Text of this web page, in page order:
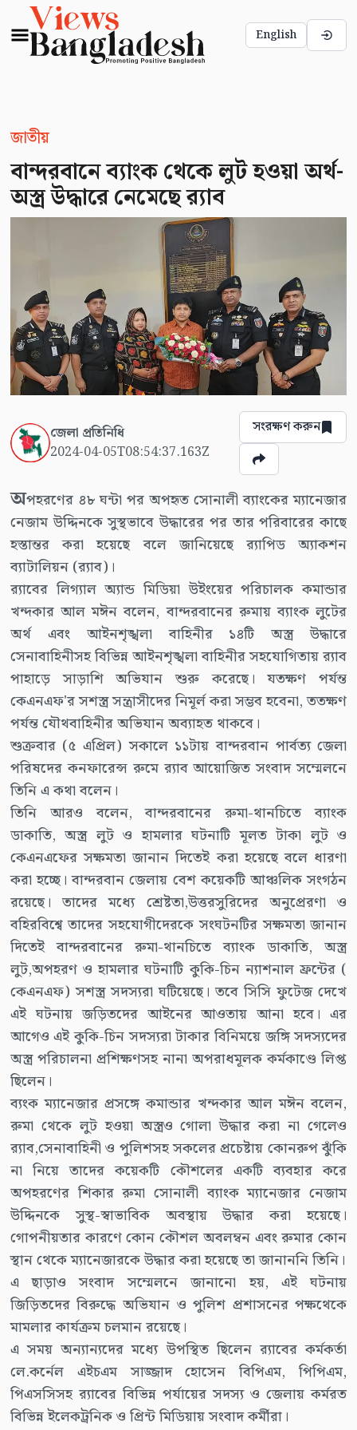
English
জাতীয়
বান্দরবানে ব্যাংক থেকে লুট হওয়া অর্থ-
অস্ত্র উদ্ধারে নেমেছে র‌্যাব
জেলা প্রতিনিধি
2024-04-05T08:54:37.163Z
সংরক্ষণ করুন
অপহরণের ৪৮ ঘন্টা পর অপহৃত সোনালী ব্যাংকের ম্যানেজার
নেজাম উদ্দিনকে সুস্থভাবে উদ্ধারের পর তার পরিবারের কাছে
হস্তান্তর করা হয়েছে বলে জানিয়েছে র‌্যাপিড অ্যাকশন
ব্যাটালিয়ন (র‌্যাব)।
র‌্যাবের লিগ্যাল অ্যান্ড মিডিয়া উইংয়ের পরিচালক কমান্ডার
খন্দকার আল মঈন বলেন, বান্দরবানের রুমায় ব্যাংক লুটের
অর্থ এবং আইনশৃঙ্খলা বাহিনীর ১৪টি অস্ত্র উদ্ধারে
সেনাবাহিনীসহ বিভিন্ন আইনশৃঙ্খলা বাহিনীর সহযোগিতায় র‌্যাব
পাহাড়ে সাড়াশি অভিযান শুরু করেছে। যতক্ষণ পর্যন্ত
কেএনএফ'র সশস্ত্র সন্ত্রাসীদের নিমূর্ল করা সম্ভব হবেনা, ততক্ষণ
পর্যন্ত যৌথবাহিনীর অভিযান অব্যাহত থাকবে।
শুক্রবার (৫ এপ্রিল) সকালে ১১টায় বান্দরবান পার্বত্য জেলা
পরিষদের কনফারেন্স রুমে র‌্যাব আয়োজিত সংবাদ সম্মেলনে
তিনি এ কথা বলেন।
তিনি আরও বলেন, বান্দরবানের রুমা-থানচিতে ব্যাংক
ডাকাতি, অস্ত্র লুট ও হামলার ঘটনাটি মূলত টাকা লুট ও
কেএনএফের সক্ষমতা জানান দিতেই করা হয়েছে বলে ধারণা
করা হচ্ছে। বান্দরবান জেলায় বেশ কয়েকটি আঞ্চলিক সংগঠন
রয়েছে। তাদের মধ্যে শ্রেষ্টতা,উত্তরসুরিদের অনুপ্রেরণা ও
বহিরবিশ্বে তাদের সহযোগীদেরকে সংঘটনটির সক্ষমতা জানান
দিতেই বান্দরবানের রুমা-থানচিতে ব্যাংক ডাকাতি, অস্ত্র
লুট,অপহরণ ও হামলার ঘটনাটি কুকি-চিন ন্যাশনাল ফ্রন্টের (
কেএনএফ) সশস্ত্র সদস্যরা ঘটিয়েছে। তবে সিসি ফুটেজ দেখে
এই ঘটনায় জড়িতদের আইনের আওতায় আনা হবে। এর
আগেও এই কুকি-চিন সদস্যরা টাকার বিনিময়ে জঙ্গি সদস্যদের
অস্ত্র পরিচালনা প্রশিক্ষণসহ নানা অপরাধমূলক কর্মকাণ্ডে লিপ্ত
ছিলেন।
ব্যংক ম্যানেজার প্রসঙ্গে কমান্ডার খন্দকার আল মঈন বলেন,
রুমা থেকে লুট হওয়া অস্ত্রও গোলা উদ্ধার করা না গেলেও
র‍্যাব,সেনাবাহিনী ও পুলিশসহ সকলের প্রচেষ্টায় কোনরুপ ঝুঁকি
না নিয়ে তাদের কয়েকটি কৌশলের একটি ব্যবহার করে
অপহরণের শিকার রুমা সোনালী ব্যাংক ম্যানেজার নেজাম
উদ্দিনকে সুস্থ-স্বাভাবিক অবস্থায় উদ্ধার করা হয়েছে।
গোপনীয়তার কারণে কোন কৌশল অবলম্বন এবং রুমার কোন
স্থান থেকে ম্যানেজারকে উদ্ধার করা হয়েছে তা জানাননি তিনি।
এ ছাড়াও সংবাদ সম্মেলনে জানানো হয়, এই ঘটনায়
জিড়িতদের বিরুদ্ধে অভিযান ও পুলিশ প্রশাসনের পক্ষথেকে
মামলার কার্যক্রম চলমান রয়েছে।
এ সময় অন্যান্যদের মধ্যে উপস্থিত ছিলেন র‌্যাবের কর্মকর্তা
লে.কর্নেল এইচএম সাজ্জাদ হোসেন বিপিএম, পিপিএম,
পিএসসিসহ র‍্যাবের বিভিন্ন পর্যায়ের সদস্য ও জেলায় কর্মরত
বিভিন্ন ইলেকট্রনিক ও প্রিন্ট মিডিয়ায় সংবাদ কর্মীরা।